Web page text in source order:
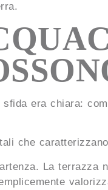
sfida era chiara:
che
La terrazza